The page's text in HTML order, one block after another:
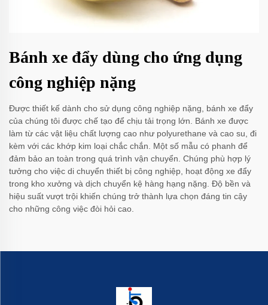
Bánh xe đẩy dùng cho ứng dụng
công nghiệp nặng
Được thiết kế dành cho sử dụng công nghiệp nặng, bánh xe đẩy
của chúng tôi được chế tạo để chịu tải trọng lớn. Bánh xe được
làm từ các vật liệu chất lượng cao như polyurethane và cao su, đi
kèm với các khớp kim loại chắc chắn. Một số mẫu có phanh để
đảm bảo an toàn trong quá trình vận chuyển. Chúng phù hợp lý
tưởng cho việc di chuyển thiết bị công nghiệp, hoạt động xe đẩy
trong kho xưởng và dịch chuyển kệ hàng hạng nặng. Độ bền và
hiệu suất vượt trội khiến chúng trở thành lựa chọn đáng tin cậy
cho những công việc đòi hỏi cao.